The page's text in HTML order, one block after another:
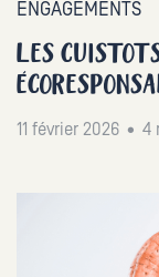
ENGAGEMENTS
LES
11 février 2026 • 4